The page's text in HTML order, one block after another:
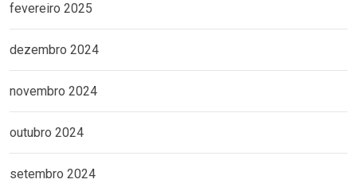
fevereiro 2025
dezembro 2024
novembro 2024
outubro 2024
setembro 2024